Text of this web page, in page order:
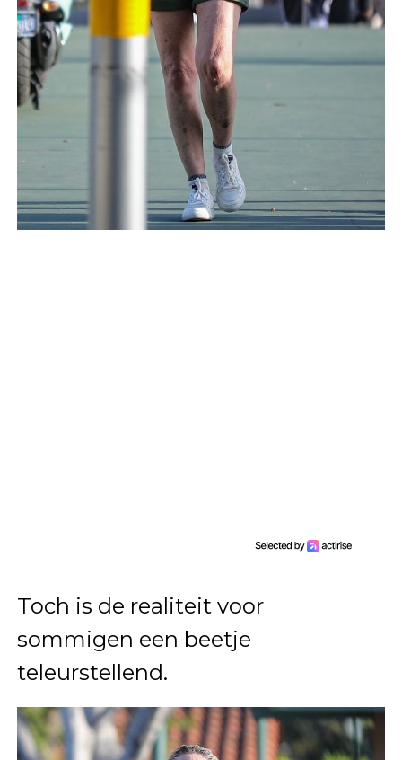
Toch is de realiteit voor
sommigen een beetje
teleurstellend.